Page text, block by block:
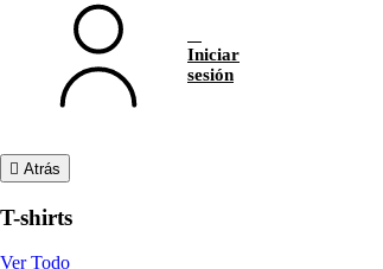
Iniciar
sesión
Atrás
T-shirts
Ver Todo